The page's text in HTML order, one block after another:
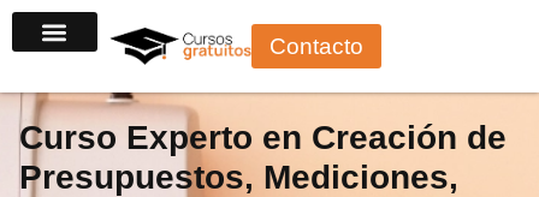
al
Contacto
Curso Experto en Creación de
Presupuestos, Mediciones,